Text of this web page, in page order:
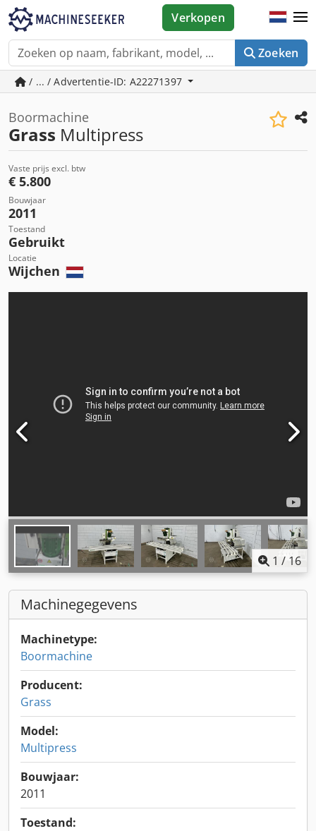
Zoeken
Verkopen
/ ... / Advertentie-ID: A22271397
Boormachine
Grass Multipress
Vaste prijs excl. btw
€ 5.800
Bouwjaar
2011
Toestand
Gebruikt
Locatie
Wijchen
1 / 16
Machinegegevens
Machinetype:
Boormachine
Producent:
Grass
Model:
Multipress
Bouwjaar:
2011
Toestand: